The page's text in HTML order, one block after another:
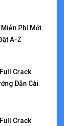
Phí Mới
A-Z
Crack
Dẫn Cài
Crack